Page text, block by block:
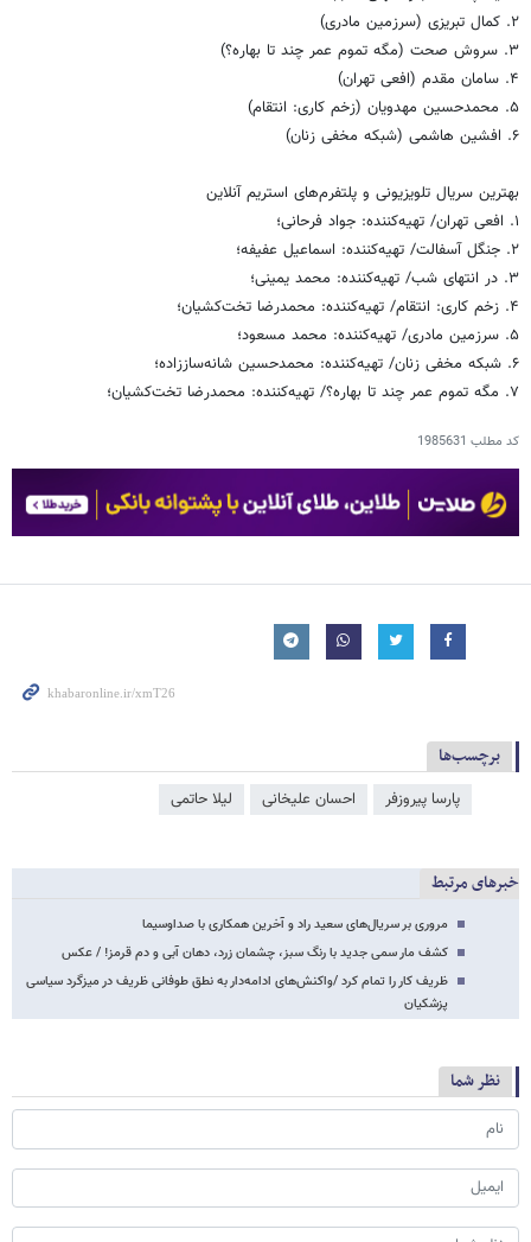
۲. کمال تبریزی (سرزمین مادری)
۳. سروش صحت (مگه تموم عمر چند تا بهاره؟)
۴. سامان مقدم (افعی تهران)
۵. محمدحسین مهدویان (زخم کاری: انتقام)
۶. افشین هاشمی (شبکه مخفی زنان)
بهترین سریال تلویزیونی و پلتفرم‌های استریم آنلاین
۱. افعی تهران/ تهیه‌کننده: جواد فرحانی؛
۲. جنگل آسفالت/ تهیه‌کننده: اسماعیل عفیفه؛
۳. در انتهای شب/ تهیه‌کننده: محمد یمینی؛
۴. زخم کاری: انتقام/ تهیه‌کننده: محمدرضا تخت‌کشیان؛
۵. سرزمین مادری/ تهیه‌کننده: محمد مسعود؛
۶. شبکه مخفی زنان/ تهیه‌کننده: محمدحسین شانه‌ساززاده؛
۷. مگه تموم عمر چند تا بهاره؟/ تهیه‌کننده: محمدرضا تخت‌کشیان؛
کد مطلب 1985631
برچسب‌ها
پارسا پیروزفر احسان علیخانی لیلا حاتمی
خبرهای مرتبط
مروری بر سریال‌های سعید راد و آخرین همکاری‌ با صداوسیما
کشف مار سمی جدید با رنگ سبز، چشمان زرد، دهان آبی و دم قرمز! / عکس
ظریف کار را تمام کرد /واکنش‌های ادامه‌دار به نطق طوفانی ظریف در میزگرد سیاسی
پزشکیان
نظر شما